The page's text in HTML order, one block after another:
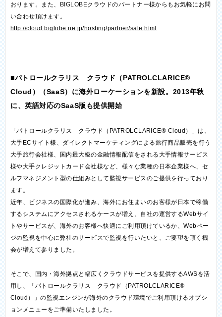
おります。また、BIGLOBEクラウドのパートナー様からもお気軽にお問
い合わせ頂けます。
http://cloud.biglobe.ne.jp/hosting/partner/sale.html
■パトロールクラリス クラウド（PATROLCLARICE®
Cloud）（SaaS）に海外ローケーションを新設。2013年秋
に、英語対応のSaaS版も提供開始
「パトロールクラリス クラウド（PATROLCLARICE® Cloud）」は、
大手ECサイト様、ダイレクトマーケティングによる旅行商品販売を行う
大手旅行会社様、国内最大級の金融情報配信をされる大手情報サービス
様や大手クレジットカード会社様など、様々な業種の日本企業様へ、セ
ルフマネジメント型の仕組みとして監視サービスのご提供を行っており
ます。
近年、ビジネスの国際化が進み、海外にお住まいのお客様が日本で稼働
するシステムにアクセスされるケースが増え、自社の運営するWebサイ
トやサービスが、海外のお客様へ快適にご利用頂けているか、Webペー
ジの監視を中心に弊社のサービスで監視を行いたいと、ご要望を頂く機
会が増えて参りました。
そこで、国内・海外拠点と幅広くクラウドサービスを提供するAWSを活
用し、「パトロールクラリス クラウド（PATROLCLARICE®
Cloud）」の監視エンジンが海外のクラウド環境でご利用頂けるオプシ
ョンメニューをご準備いたしました。